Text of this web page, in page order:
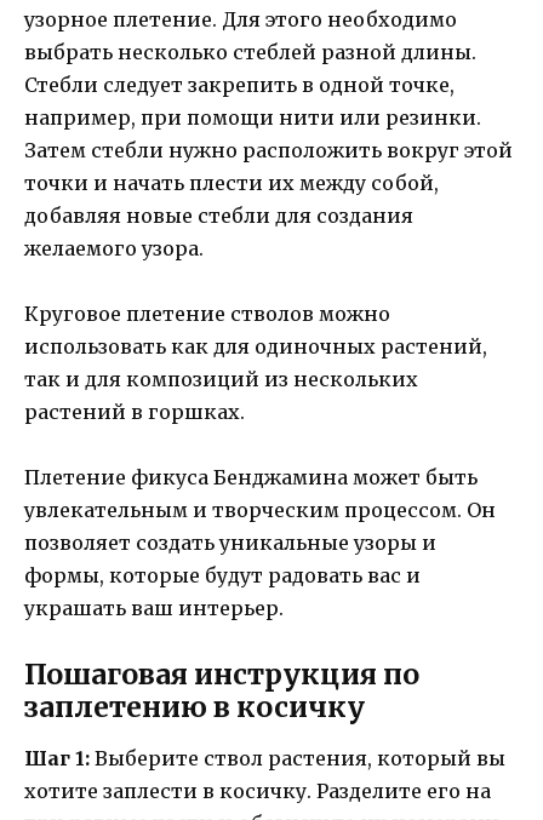
узорное плетение. Для этого необходимо
выбрать несколько стеблей разной длины.
Стебли следует закрепить в одной точке,
например, при помощи нити или резинки.
Затем стебли нужно расположить вокруг этой
точки и начать плести их между собой,
добавляя новые стебли для создания
желаемого узора.
Круговое плетение стволов можно
использовать как для одиночных растений,
так и для композиций из нескольких
растений в горшках.
Плетение фикуса Бенджамина может быть
увлекательным и творческим процессом. Он
позволяет создать уникальные узоры и
формы, которые будут радовать вас и
украшать ваш интерьер.
Пошаговая инструкция по
заплетению в косичку
Шаг 1: Выберите ствол растения, который вы
хотите заплести в косичку. Разделите его на